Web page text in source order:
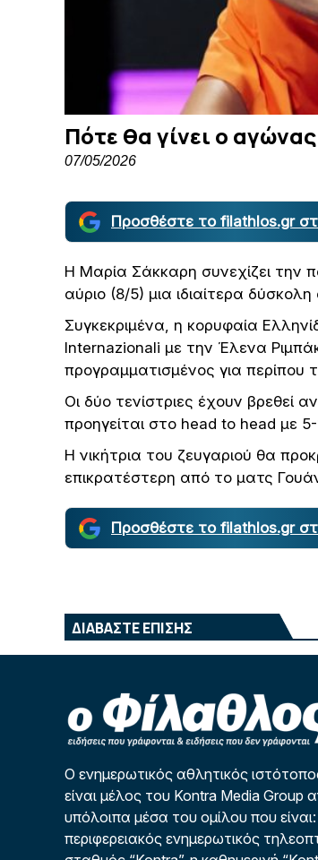
Πότε θα γίνει ο
07/05/2026
Προσθέστε το filathlos.gr
Η Μαρία Σάκκαρη συνεχίζει την
αύριο (8/5) μια ιδιαίτερα
Συγκεκριμένα, η κορυφαία
Internazionali με την Έλενα
προγραμματισμένος για περίπου
Οι δύο τενίστριες έχουν βρεθεί
προηγείται στο head to head με 5-
Η νικήτρια του ζευγαριού θα
επικρατέστερη από το ματς
Προσθέστε το filathlos.gr
ΔΙΑΒΑΣΤΕ ΕΠΙΣΗΣ
Ο ενημερωτικός αθλητικός
είναι μέλος του Kontra Media Group
υπόλοιπα μέσα του ομίλου που
περιφερειακός ενημερωτικός